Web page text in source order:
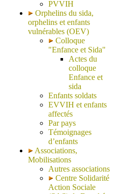
PVVIH
Orphelins du sida,
orphelins et enfants
vulnérables (OEV)
Colloque
"Enfance et Sida"
Actes du
colloque
Enfance et
sida
Enfants soldats
EVVIH et enfants
affectés
Par pays
Témoignages
d’enfants
Associations,
Mobilisations
Autres associations
Centre Solidarité
Action Sociale